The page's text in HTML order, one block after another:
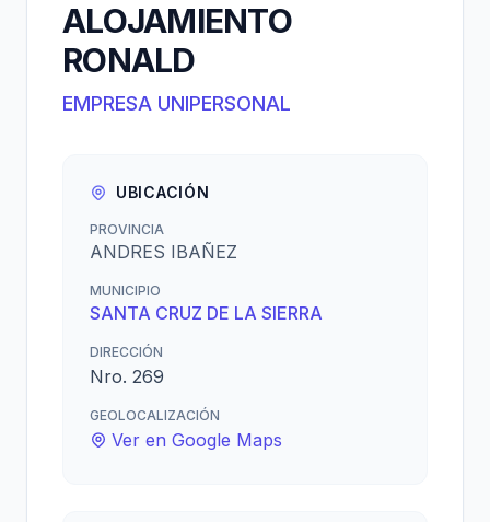
ALOJAMIENTO
RONALD
EMPRESA UNIPERSONAL
UBICACIÓN
PROVINCIA
ANDRES IBAÑEZ
MUNICIPIO
SANTA CRUZ DE LA SIERRA
DIRECCIÓN
Nro. 269
GEOLOCALIZACIÓN
Ver en Google Maps